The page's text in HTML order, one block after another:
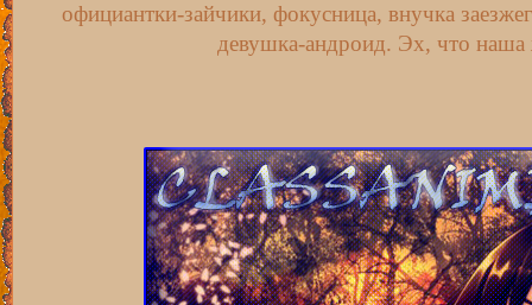
официантки-зайчики, фокусница, внучка
девушка-андроид. Эх, что наша